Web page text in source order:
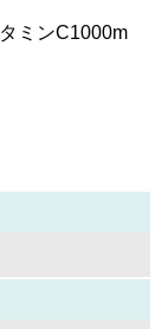
ミンC1000m